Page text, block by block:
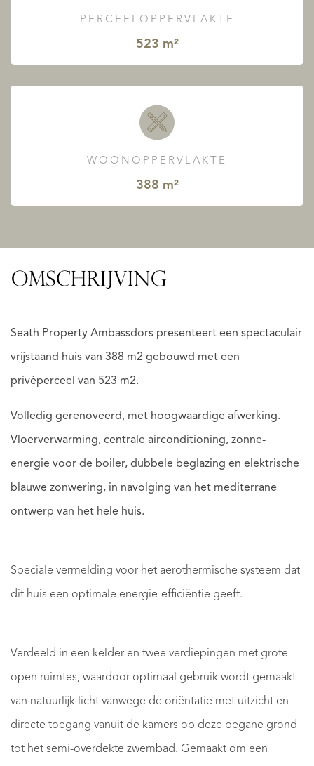
PERCEELOPPERVLAKTE
523 m²
WOONOPPERVLAKTE
388 m²
OMSCHRIJVING
Seath Property Ambassdors presenteert een spectaculair
vrijstaand huis van 388 m2 gebouwd met een
privéperceel van 523 m2.
Volledig gerenoveerd, met hoogwaardige afwerking.
Vloerverwarming, centrale airconditioning, zonne-
energie voor de boiler, dubbele beglazing en elektrische
blauwe zonwering, in navolging van het mediterrane
ontwerp van het hele huis.
Speciale vermelding voor het aerothermische systeem dat
dit huis een optimale energie-efficiëntie geeft.
Verdeeld in een kelder en twee verdiepingen met grote
open ruimtes, waardoor optimaal gebruik wordt gemaakt
van natuurlijk licht vanwege de oriëntatie met uitzicht en
directe toegang vanuit de kamers op deze begane grond
tot het semi-overdekte zwembad. Gemaakt om een ​​